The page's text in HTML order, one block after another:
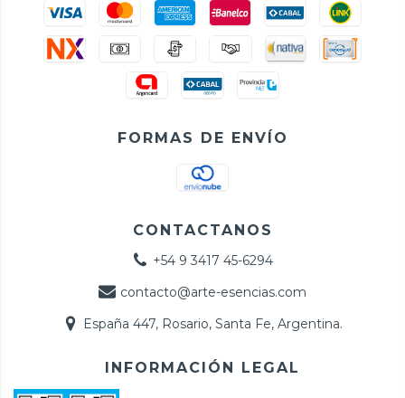
FORMAS DE ENVÍO
CONTACTANOS
+54 9 3417 45-6294
contacto@arte-esencias.com
España 447, Rosario, Santa Fe, Argentina.
INFORMACIÓN LEGAL